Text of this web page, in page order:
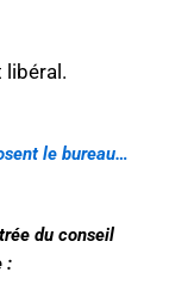
libéral.
le bureau…
du conseil
: